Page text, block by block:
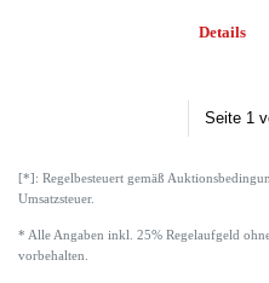
Details
Seite 1
[*]: Regelbesteuert gemäß
Umsatzsteuer.
* Alle Angaben inkl. 25% Regelaufgeld
vorbehalten.